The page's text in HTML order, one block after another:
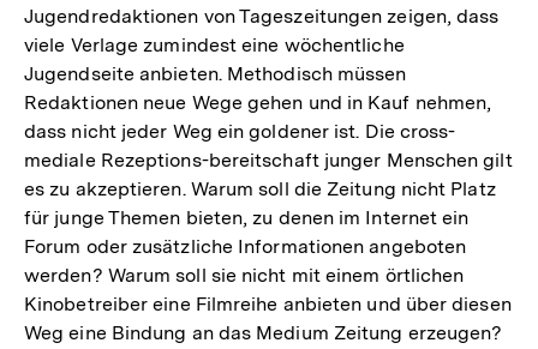
Jugendredaktionen von Tageszeitungen zeigen, dass
viele Verlage zumindest eine wöchentliche
Jugendseite anbieten. Methodisch müssen
Redaktionen neue Wege gehen und in Kauf nehmen,
dass nicht jeder Weg ein goldener ist. Die cross-
mediale Rezeptions-bereitschaft junger Menschen gilt
es zu akzeptieren. Warum soll die Zeitung nicht Platz
für junge Themen bieten, zu denen im Internet ein
Forum oder zusätzliche Informationen angeboten
werden? Warum soll sie nicht mit einem örtlichen
Kinobetreiber eine Filmreihe anbieten und über diesen
Weg eine Bindung an das Medium Zeitung erzeugen?